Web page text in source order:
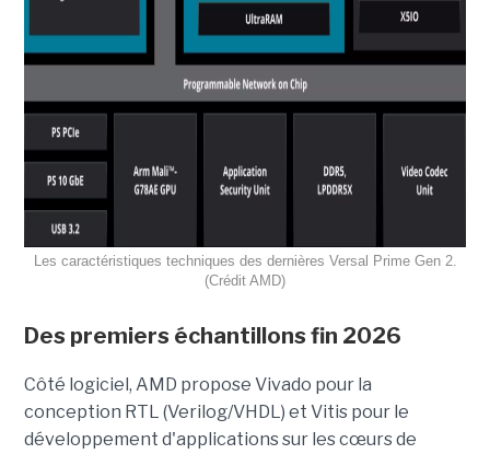
Les caractéristiques techniques des dernières Versal Prime Gen 2.
(Crédit AMD)
Des premiers échantillons fin 2026
Côté logiciel, AMD propose Vivado pour la
conception RTL (Verilog/VHDL) et Vitis pour le
développement d'applications sur les cœurs de